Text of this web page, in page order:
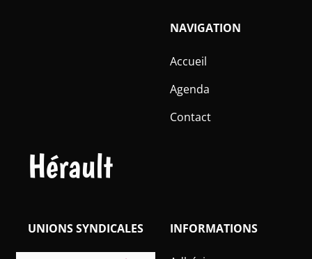
Hérault
NAVIGATION
Accueil
Agenda
Contact
INFORMATIONS
UNIONS SYNDICALES